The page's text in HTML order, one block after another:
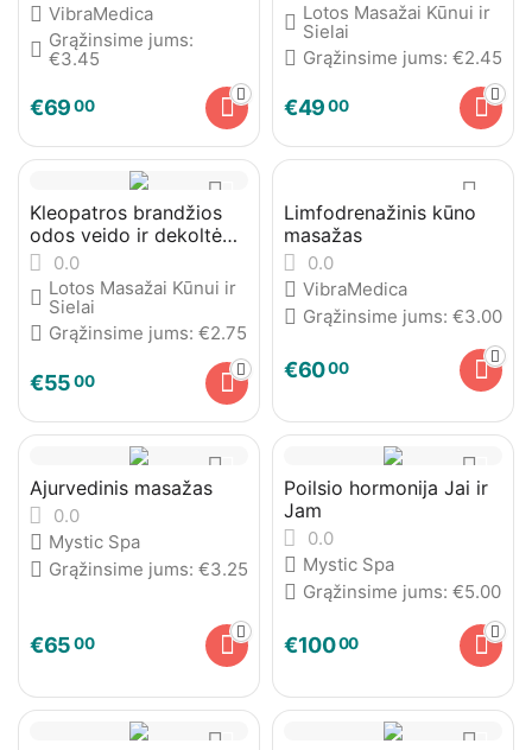
VibraMedica
Grąžinsime jums:
€3.45
€6900
Lotos Masažai Kūnui ir
Sielai
Grąžinsime jums: €2.45
€4900
Kleopatros brandžios
odos veido ir dekoltė
masažas
0.0
Lotos Masažai Kūnui ir
Sielai
Grąžinsime jums: €2.75
€5500
Limfodrenažinis kūno
masažas
0.0
VibraMedica
Grąžinsime jums: €3.00
€6000
Ajurvedinis masažas
0.0
Mystic Spa
Grąžinsime jums: €3.25
€6500
Poilsio hormonija Jai ir
Jam
0.0
Mystic Spa
Grąžinsime jums: €5.00
€10000